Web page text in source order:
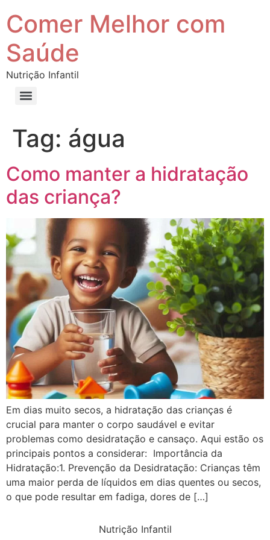
Comer Melhor com
Saúde
Nutrição Infantil
Tag: água
Como manter a hidratação
das criança?
Em dias muito secos, a hidratação das crianças é
crucial para manter o corpo saudável e evitar
problemas como desidratação e cansaço. Aqui estão os
principais pontos a considerar: Importância da
Hidratação:1. Prevenção da Desidratação: Crianças têm
uma maior perda de líquidos em dias quentes ou secos,
o que pode resultar em fadiga, dores de […]
Nutrição Infantil